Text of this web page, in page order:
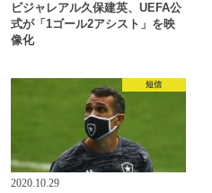
ビジャレアル久保建英、UEFA公
式が「1ゴール2アシスト」を映
像化
短信
2020.10.29